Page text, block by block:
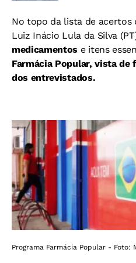
No topo da lista de acertos
Luiz Inácio Lula da Silva
medicamentos e itens
Farmácia Popular, vista
dos entrevistados.
Programa Farmácia Popular - Foto: